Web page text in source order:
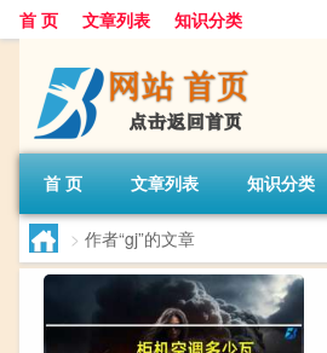
首 页 文章列表 知识分类
首 页 文章列表 知识分类
> 作者“gj”的文章